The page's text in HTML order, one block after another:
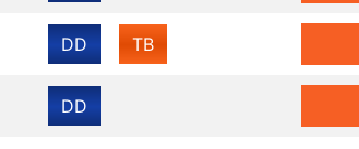
DD TB
DD